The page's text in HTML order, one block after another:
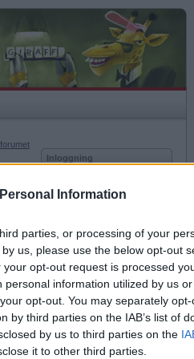
Information
parties, or processing of your
us, please use the below opt-out
opt-out request is processed
information utilized by us
opt-out. You may separately
by third parties on the IAB’s list of
by us to third parties on the
it to other third parties.
sida »
18:46
Inloggning
Kom ihåg mig
Glömt ditt lösenord?
Få ny aktiveringslänk
Betapet är gratis!